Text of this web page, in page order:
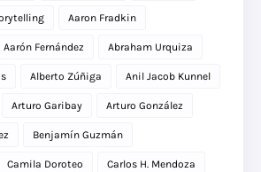
Aaron Fradkin
Aarón Fernández Abraham Urquiza
Alberto Zúñiga Anil Jacob Kunnel
Arturo Garibay Arturo González
Benjamín Guzmán
Camila Doroteo Carlos H. Mendoza